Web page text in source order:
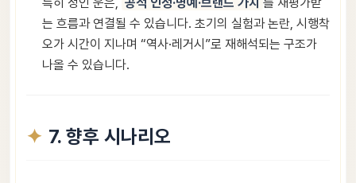
는 흐름과 연결될 수 있습니다. 초기의 실험과 논란, 시행착
오가 시간이 지나며 “역사·레거시”로 재해석되는 구조가
나올 수 있습니다.
7. 향후 시나리오